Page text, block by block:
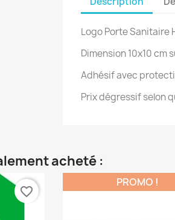
Logo Porte Sanitaire
Dimension 10x10 cm
Adhésif avec
Prix dégressif selon
acheté :
favorite_border
PROMO !